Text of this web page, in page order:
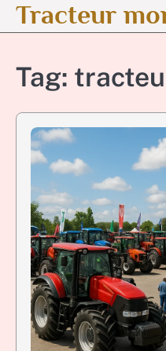
SkipTracteur
Tag: